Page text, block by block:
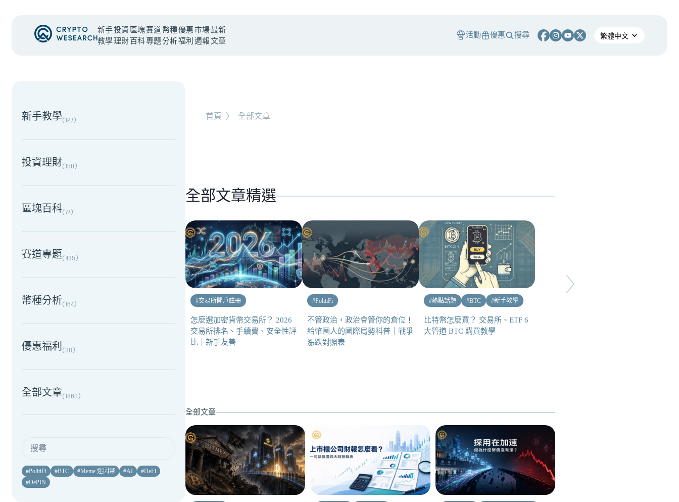
新手
教學
投資
理財
區塊
百科
賽道
專題
幣種
分析
優惠
福利
市場
週報
最新
文章
活動 優惠 搜尋
NEW EVENT
Corporate Adoption
NEW EVENT
新手教學(127)
投資理財(150)
區塊百科(77)
賽道專題(435)
幣種分析(164)
優惠福利(38)
全部文章(1860)
#PolitiFi #BTC #Meme 迷因幣 #AI #DeFi
#DePIN
首頁 〉 全部文章
全部文章精選
#交易所開戶註冊
怎麼選加密貨幣交易所？ 2026
交易所排名、手續費、安全性評
比｜新手友善
#PolitiFi
不管政治，政治會管你的倉位！
給幣圈人的國際局勢科普｜戰爭
漲跌對照表
#熱點話題 #BTC #新手教學
比特幣怎麼買？ 交易所、ETF 6
大管道 BTC 購買教學
全部文章